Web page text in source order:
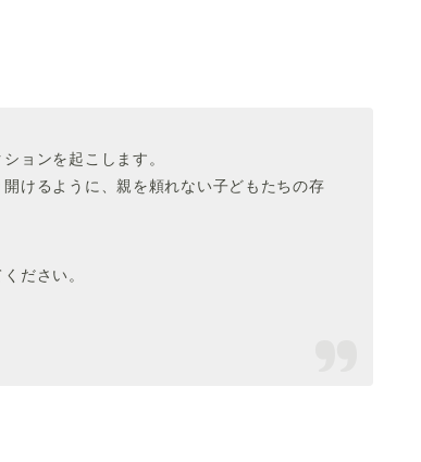
ョンを起こします。
けるように、親を頼れない子どもたちの存
ださい。